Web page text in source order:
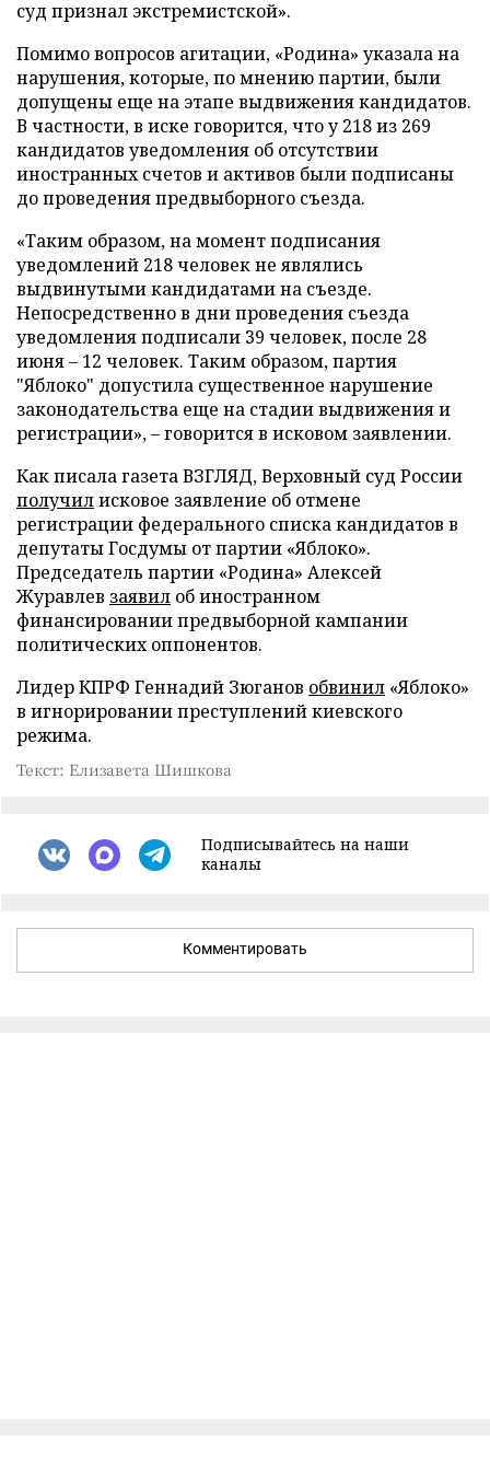
суд признал экстремистской».
Помимо вопросов агитации, «Родина» указала на
нарушения, которые, по мнению партии, были
допущены еще на этапе выдвижения кандидатов.
В частности, в иске говорится, что у 218 из 269
кандидатов уведомления об отсутствии
иностранных счетов и активов были подписаны
до проведения предвыборного съезда.
«Таким образом, на момент подписания
уведомлений 218 человек не являлись
выдвинутыми кандидатами на съезде.
Непосредственно в дни проведения съезда
уведомления подписали 39 человек, после 28
июня – 12 человек. Таким образом, партия
"Яблоко" допустила существенное нарушение
законодательства еще на стадии выдвижения и
регистрации», – говорится в исковом заявлении.
Как писала газета ВЗГЛЯД, Верховный суд России
получилисковое заявление об отмене
регистрации федерального списка кандидатов в
депутаты Госдумы от партии «Яблоко».
Председатель партии «Родина» Алексей
Журавлев заявил об иностранном
финансировании предвыборной кампании
политических оппонентов.
Лидер КПРФ Геннадий Зюганов обвинил «Яблоко»
в игнорировании преступлений киевского
режима.
Текст: Елизавета Шишкова
Подписывайтесь на наши
каналы
Комментировать